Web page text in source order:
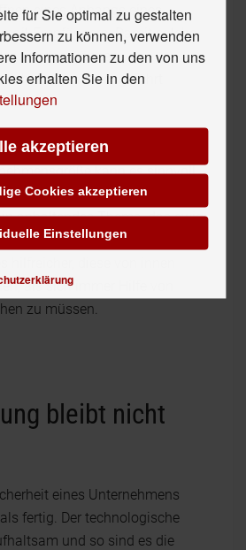
eines Anhangs eines
Empfängers. Damit solche
werden, können
durchgeführt
kann es sinnvoll
zu etablieren. IT-
anhaltendes Thema, das ewig
und Probleme mit sich
als sich immer Hilfe von
zu müssen.
bleibt nicht
eines Unternehmens
fertig. Der technologische
und so sind es die
für Sie optimal zu gestalten
zu können, verwenden
Informationen zu den von uns
erhalten Sie in den
akzeptieren
Cookies akzeptieren
Einstellungen